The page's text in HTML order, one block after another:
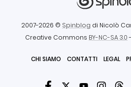
2007-2026 © Spinblog di Nicolò
Creative Commons BY-NC-SA 3.0-
CHI SIAMO CONTATTI LEGAL